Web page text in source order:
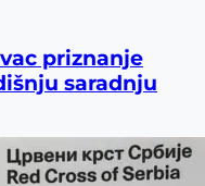
priznanje
saradnju